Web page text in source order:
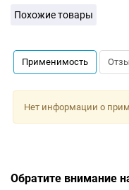
Похожие товары
Применимость
Нет информации о
Обратите внимание